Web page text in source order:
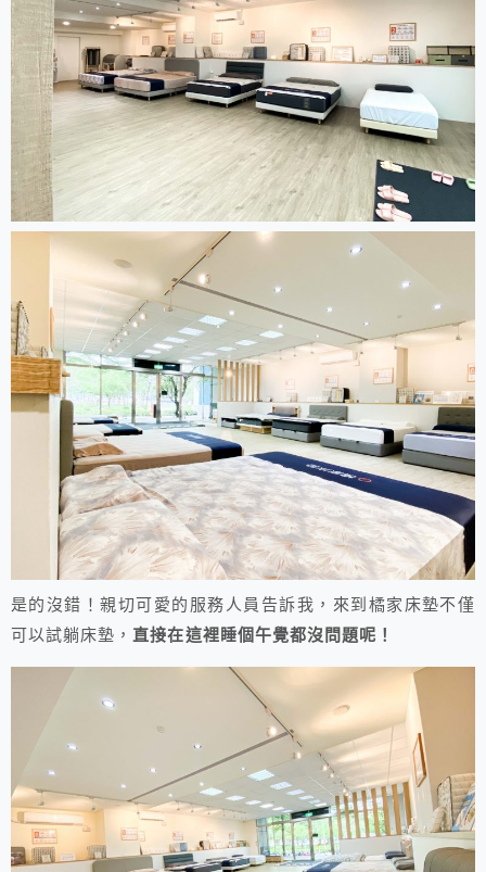
是的沒錯！親切可愛的服務人員告訴我，來到橘家床墊不僅
可以試躺床墊， 直接在這裡睡個午覺都沒問題呢！